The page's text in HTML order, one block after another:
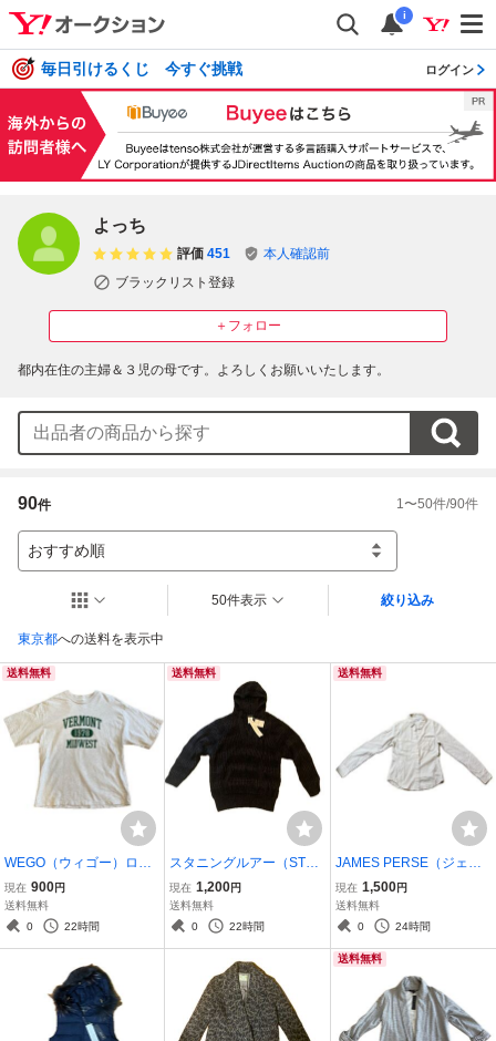
i
毎日引けるくじ 今すぐ挑戦 ログイン
よっち
＋フォロー
評価 451
本人確認前
ブラックリスト登録
都内在住の主婦＆３児の母です。よろしくお願いいたします。
90件 1 〜50件/90件
おすすめ順
東京都への送料を表示中
50件表示 絞り込み
送料無料
WEGO（ウィゴー）ロゴ
プリント 半袖Tシャツ グ
レー Ｍサイズ 綿100
使用感あり
現在 900円
送料無料
0
22時間
送料無料
スタニングルアー（STUN
NING LURE）ブラック パ
ーカー セーター ニット 黒
フーディー ニットパーカ
現在 1,200円
送料無料
0
22時間
送料無料
JAMES PERSE（ジェー
ムスパース）長袖シャツ
無地 アイボリー カジュア
ルシャツ サイズ１ Ｍ
現在 1,500円
送料無料
0
24時間
送料無料